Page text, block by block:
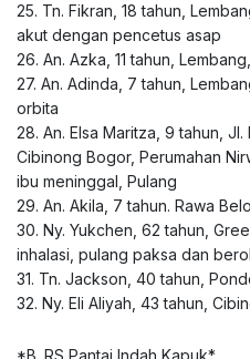
25. Tn. Fikran, 18 tahun,
akut dengan pencetus asap
26. An. Azka, 11 tahun,
27. An. Adinda, 7 tahun,
orbita
28. An. Elsa Maritza, 9 tahun,
Cibinong Bogor, Perumahan
ibu meninggal, Pulang
29. An. Akila, 7 tahun. Rawa
30. Ny. Yukchen, 62 tahun,
inhalasi, pulang paksa dan
31. Tn. Jackson, 40 tahun,
32. Ny. Eli Aliyah, 43 tahun,
*B. RS Pantai Indah Kapuk*